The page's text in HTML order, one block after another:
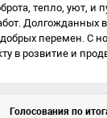
тепло, уют, и
Долгожданных
перемен. С
в розвитие и
Голосования по